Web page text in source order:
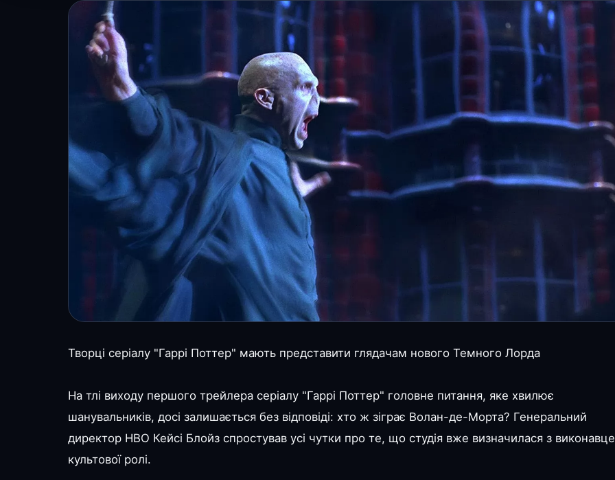
Творці серіалу "Гаррі Поттер" мають представити глядачам нового Темного Лорда
На тлі виходу першого трейлера серіалу "Гаррі Поттер" головне питання, яке хвилює
шанувальників, досі залишається без відповіді: хто ж зіграє Волан-де-Морта? Генеральний
директор HBO Кейсі Блойз спростував усі чутки про те, що студія вже визначилася з
культової ролі.